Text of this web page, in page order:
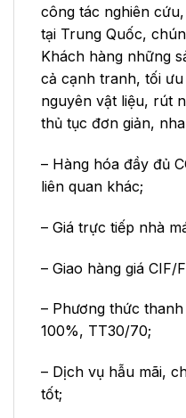
công tác nghiên
tại Trung Quốc,
Khách hàng những
cả cạnh tranh, tối
nguyên vật liệu, rút
thủ tục đơn giản,
– Hàng hóa đầy đủ
liên quan khác;
– Giá trực tiếp nhà
– Giao hàng giá CIF/
– Phương thức
100%, TT30/70;
– Dịch vụ hẫu mãi,
tốt;